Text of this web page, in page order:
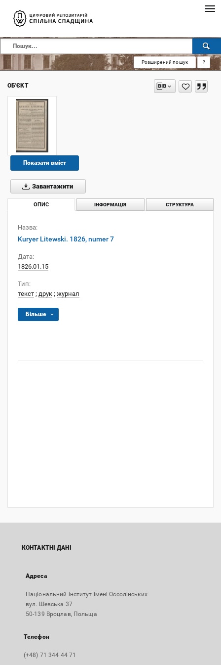
Розширений пошук ?
ОБ'ЄКТ
Показати вміст
Завантажити
ОПИС ІНФОРМАЦІЯ СТРУКТУРА
Назва:
Kuryer Litewski. 1826, numer 7
Дата:
1826.01.15
Тип:
текст ; друк ; журнал
Більше
КОНТАКТНІ ДАНІ
Адреса
Національний інститут імені Оссолінських
вул. Шевська 37
50-139 Вроцлав, Польща
Телефон
(+48) 71 344 44 71